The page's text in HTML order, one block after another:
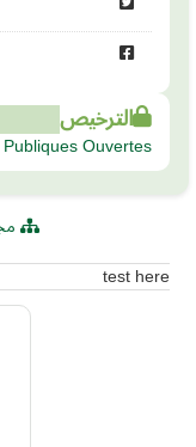
الترخيص
Ouvertes
test here